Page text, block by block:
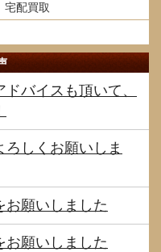
宅配買取
バイスも頂いて、
ろしくお願いしま
お願いしました
お願いしました